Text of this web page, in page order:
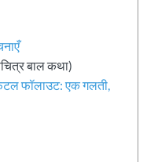
बाल कथा)
फॉलाउट: एक गलती,